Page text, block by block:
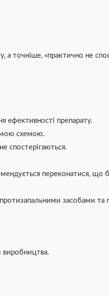
а точніше, «практично не
ефективності препарату.
схемою.
спостерігаються.
переконатися, що
засобами
виробництва.